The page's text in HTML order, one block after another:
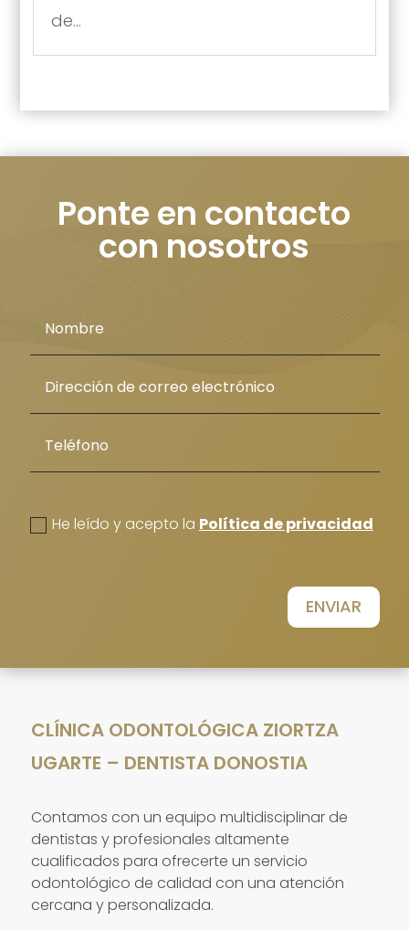
de...
Ponte en contacto
con nosotros
He leído y acepto la Política de privacidad
ENVIAR
CLÍNICA ODONTOLÓGICA ZIORTZA
UGARTE – DENTISTA DONOSTIA
Contamos con un equipo multidisciplinar de
dentistas y profesionales altamente
cualificados para ofrecerte un servicio
odontológico de calidad con una atención
cercana y personalizada.